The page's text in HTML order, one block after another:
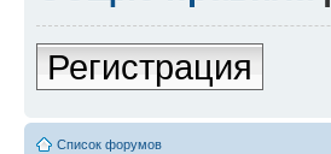
Регистрация
Список форумов